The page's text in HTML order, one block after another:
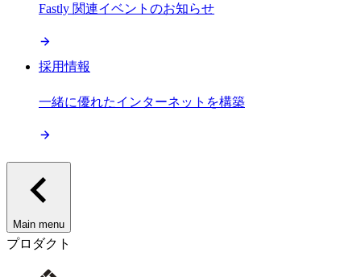
Fastly 関連イベントのお知らせ
採用情報
一緒に優れたインターネットを構築
Main menu
プロダクト